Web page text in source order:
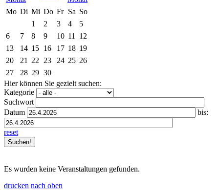
Mo Di Mi Do Fr Sa So
1
2 3 4
5
6
7 8 9 10 11
12
13
14 15 16 17 18 19
20
21 22 23 24 25 26
27
28 29 30
Hier können Sie gezielt suchen:
Kategorie
Suchwort
Datum
bis:
reset
Es wurden keine Veranstaltungen gefunden.
drucken nach oben